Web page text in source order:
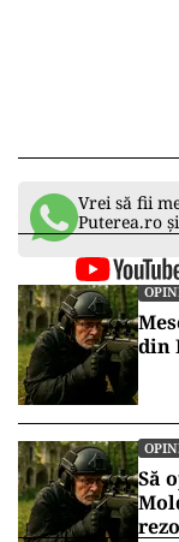
Vrei să fii
Puterea.ro
din
Să